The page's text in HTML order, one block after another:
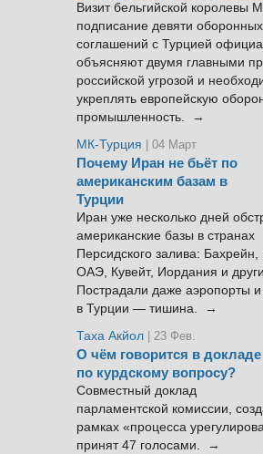
Визит бельгийской королевы
подписание девяти оборонных
соглашений с Турцией
объясняют двумя главными
российской угрозой и
укреплять европейскую
промышленность. →
МК-Турция
| 04 Март
Почему Иран не бьёт по
американским базам в
Турции
Иран уже несколько дней
американские базы в странах
Персидского залива: Бахрейн,
ОАЭ, Кувейт, Иордания и
Пострадали даже аэропорты
в Турции — тишина. →
Таха Акйол | 23 Фев.
О чём говорится в докладе
по курдскому вопросу?
Совместный доклад
парламентской комиссии,
рамках «процесса
принят 47 голосами. →